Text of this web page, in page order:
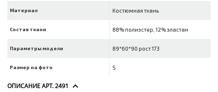
Материал Костюмная ткань
Состав ткани 88% полиэстер, 12% эластан
Параметры модели 89*60*90 рост 173
Размер на фото S
ОПИСАНИЕ АРТ. 2491